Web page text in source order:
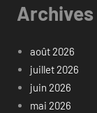
Archives
août 2026
juillet 2026
juin 2026
mai 2026